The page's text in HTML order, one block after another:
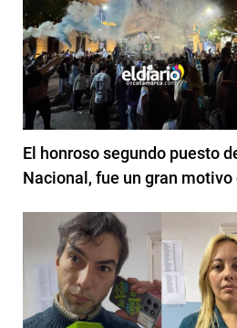
El honroso segundo puesto
Nacional, fue un gran